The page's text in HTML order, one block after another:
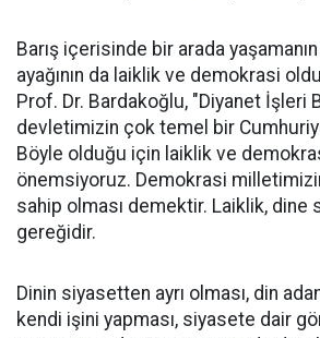
Barış içerisinde bir arada
ayağının da laiklik ve demokrasi
Prof. Dr. Bardakoğlu, "Diyanet İşleri
devletimizin çok temel bir
Böyle olduğu için laiklik ve
önemsiyoruz. Demokrasi
sahip olması demektir. Laiklik, dine
gereğidir.
Dinin siyasetten ayrı olması, din
kendi işini yapması, siyasete dair